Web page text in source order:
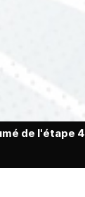
de l'étape 4